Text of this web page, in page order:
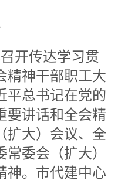
开传达学习贯
精神干部职工大
平总书记在党的
要讲话和全会精
扩大）会议、全
委会（扩大）
神。市代建中心